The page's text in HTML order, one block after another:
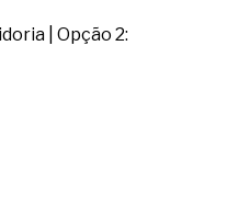
| Opção 2: